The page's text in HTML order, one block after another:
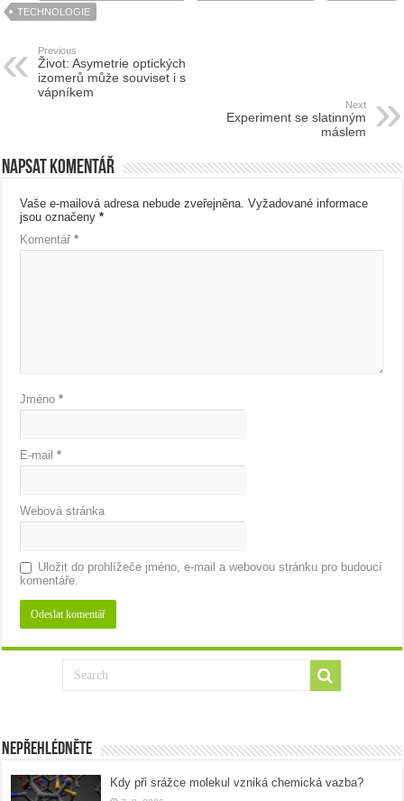
TECHNOLOGIE
Previous
Život: Asymetrie optických
izomerů může souviset i s
vápníkem
Next
Experiment se slatinným
máslem
Napsat komentář
Vaše e-mailová adresa nebude zveřejněna. Vyžadované informace
jsou označeny*
Komentář*
Jméno*
E-mail*
Webová stránka
Uložit do prohlížeče jméno, e-mail a webovou stránku pro budoucí
komentáře.
Nepřehlédněte
Kdy při srážce molekul vzniká chemická vazba?